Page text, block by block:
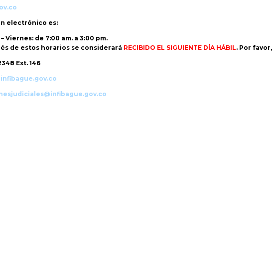
electrónico es:
Viernes: de 7:00 am. a 3:00 pm.
de estos horarios se considerará RECIBIDO EL SIGUIENTE DÍA HÁBIL. Por
Ext. 146